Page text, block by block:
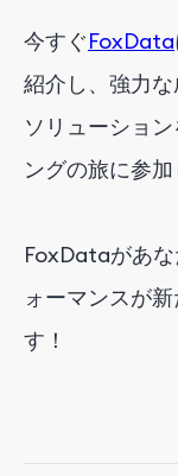
今すぐFoxData
紹介し、強力
ソリューショ
ングの旅に参加
FoxDataがあ
ォーマンスが
す！